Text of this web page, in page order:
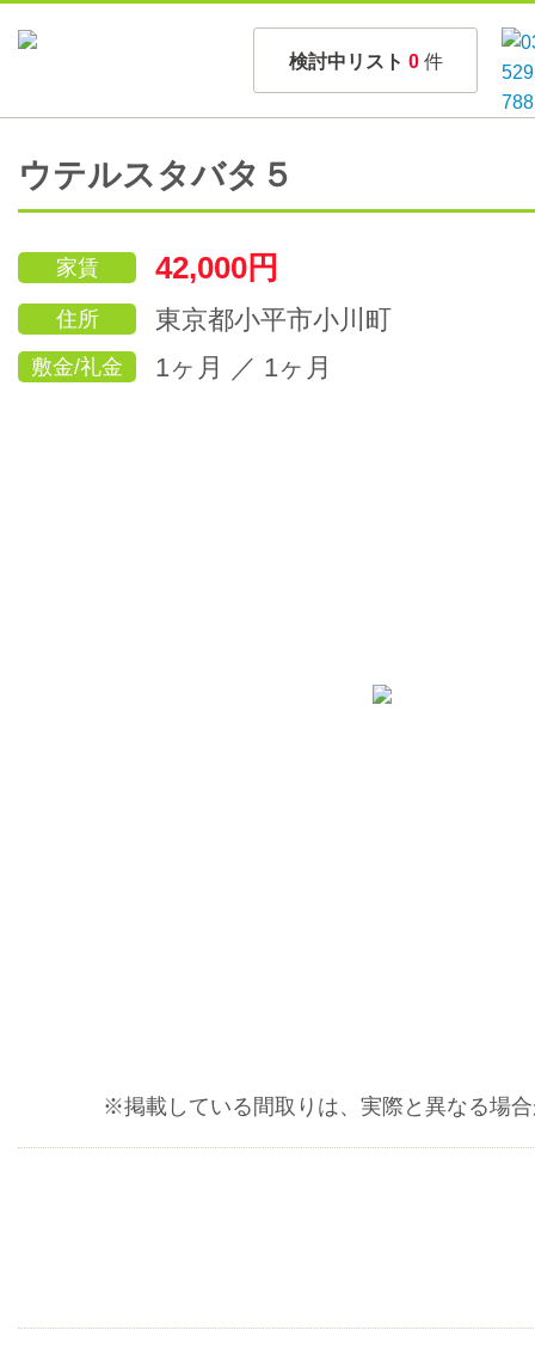
検討中リスト 0 件
ウテルスタバタ５
家賃 42,000円
住所 東京都小平市小川町
敷金/礼金 1ヶ月 ／ 1ヶ月
※掲載している間取りは、実際と異なる場